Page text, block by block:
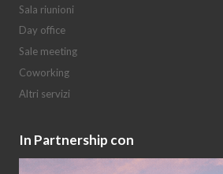
Sala riunioni
Day office
Sale meeting
Coworking
Altri servizi
In Partnership con